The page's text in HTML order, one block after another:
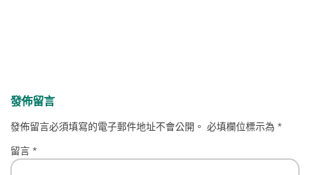
發佈留言
發佈留言必須填寫的電子郵件地址不會公開。 必填欄位標示為*
留言*